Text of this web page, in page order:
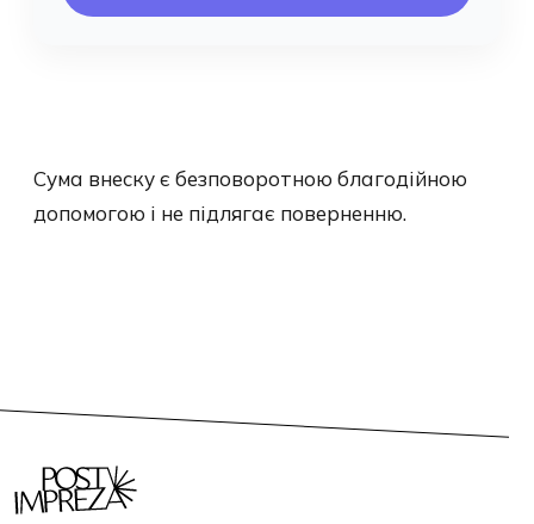
Сума внеску є безповоротною благодійною
допомогою і не підлягає поверненню.